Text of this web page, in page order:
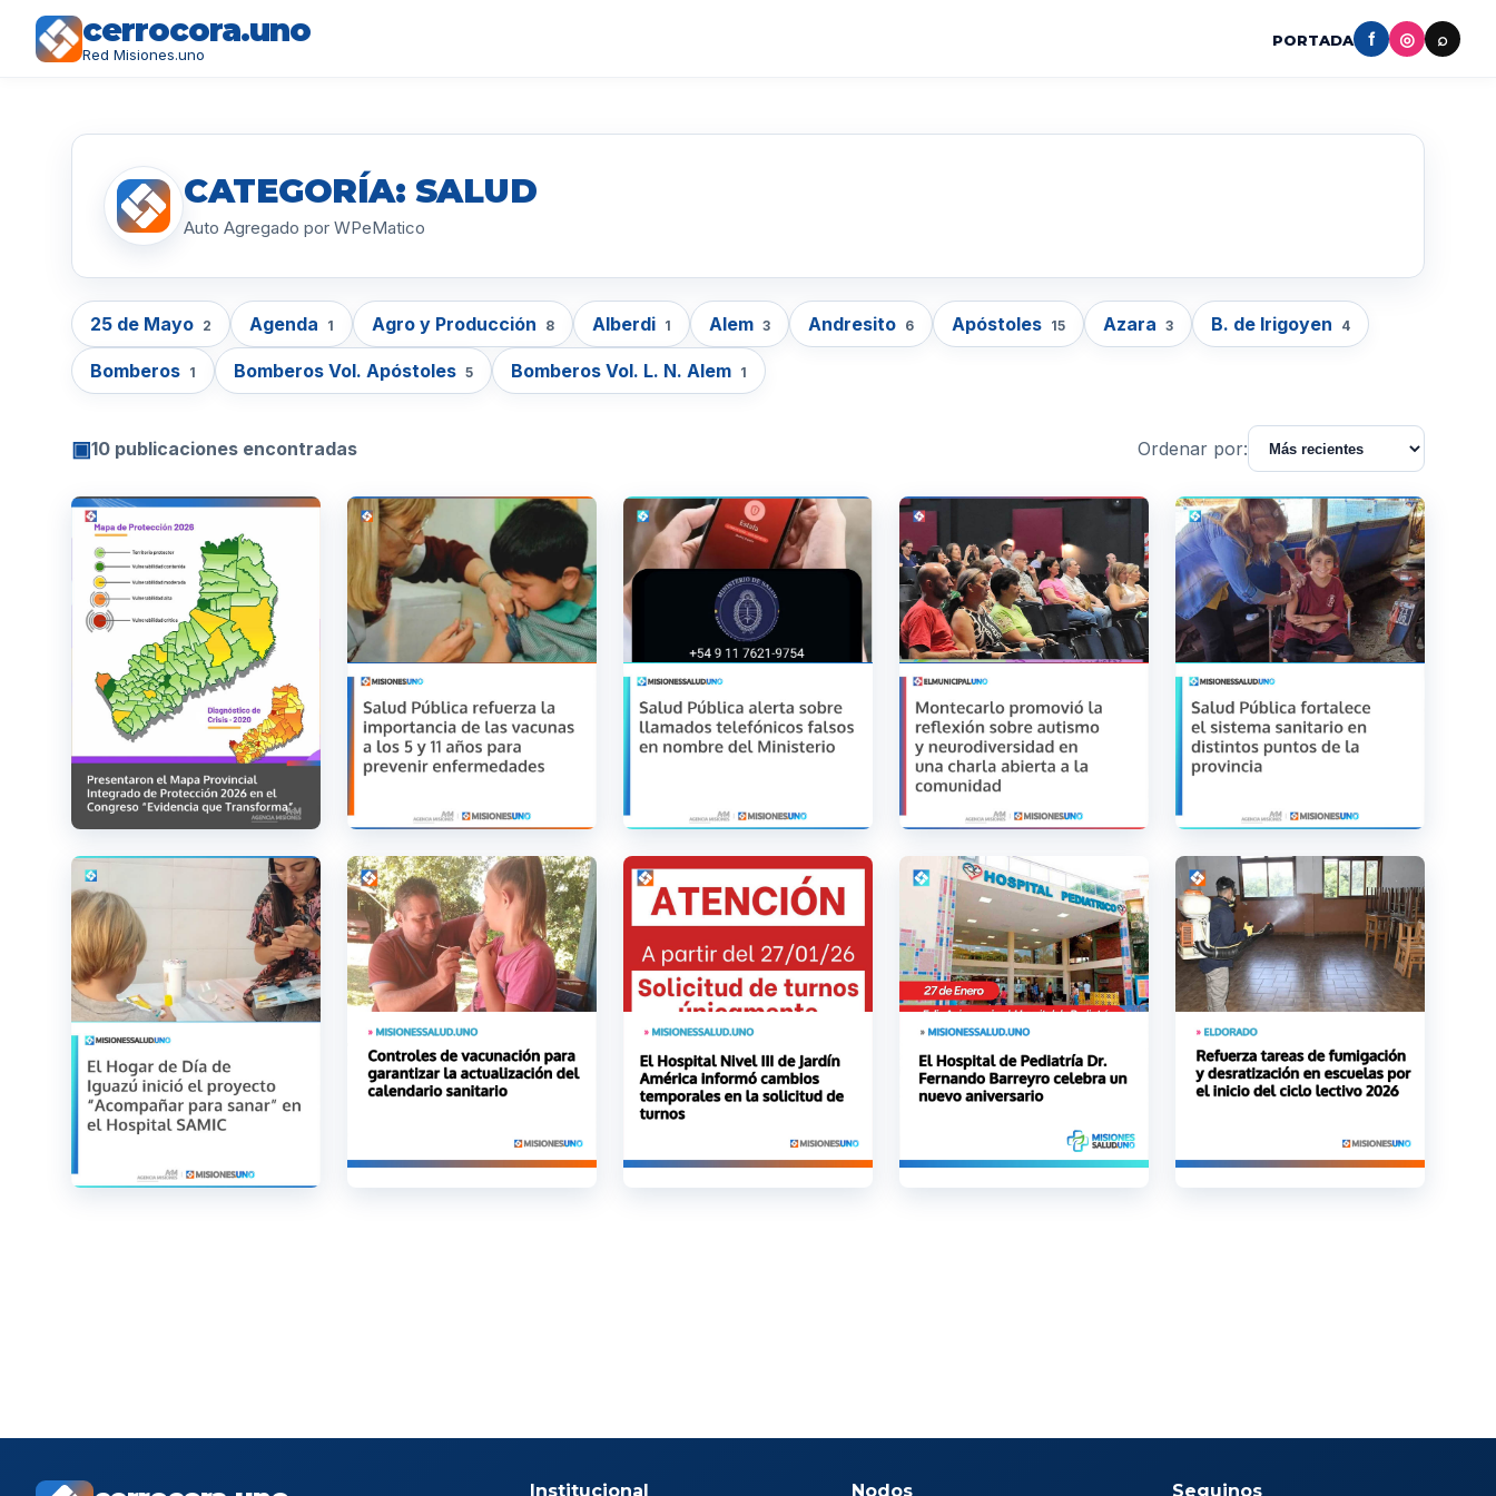
cerrocora.uno
Red Misiones.uno
PORTADA f ◎ ⌕
CATEGORÍA: SALUD
Auto Agregado por WPeMatico
25 de Mayo 2 Agenda 1 Agro y Producción 8 Alberdi 1 Alem 3 Andresito 6 Apóstoles 15 Azara 3 B. de Irigoyen 4
Bomberos 1 Bomberos Vol. Apóstoles 5 Bomberos Vol. L. N. Alem 1
▣10 publicaciones encontradas Ordenar por:
Institucional Nodos Seguinos